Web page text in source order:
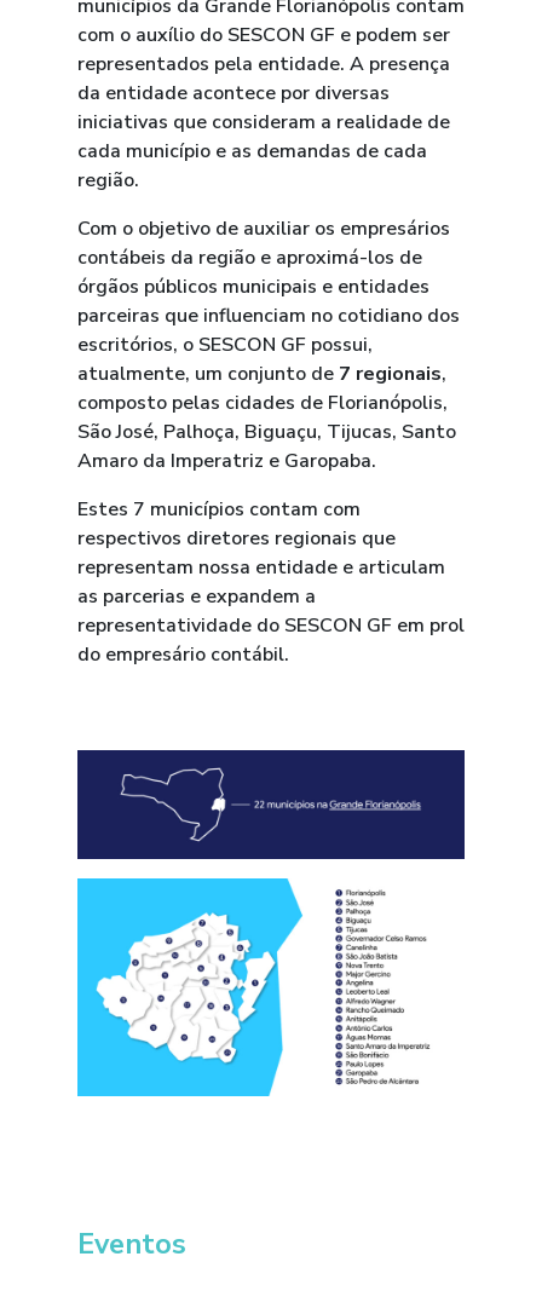
municípios da Grande Florianópolis contam
com o auxílio do SESCON GF e podem ser
representados pela entidade. A presença
da entidade acontece por diversas
iniciativas que consideram a realidade de
cada município e as demandas de cada
região.
Com o objetivo de auxiliar os empresários
contábeis da região e aproximá-los de
órgãos públicos municipais e entidades
parceiras que influenciam no cotidiano dos
escritórios, o SESCON GF possui,
atualmente, um conjunto de 7 regionais,
composto pelas cidades de Florianópolis,
São José, Palhoça, Biguaçu, Tijucas, Santo
Amaro da Imperatriz e Garopaba.
Estes 7 municípios contam com
respectivos diretores regionais que
representam nossa entidade e articulam
as parcerias e expandem a
representatividade do SESCON GF em prol
do empresário contábil.
Eventos